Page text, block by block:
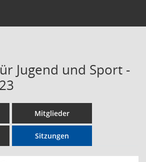
Jugend und Sport -
Mitglieder
Sitzungen